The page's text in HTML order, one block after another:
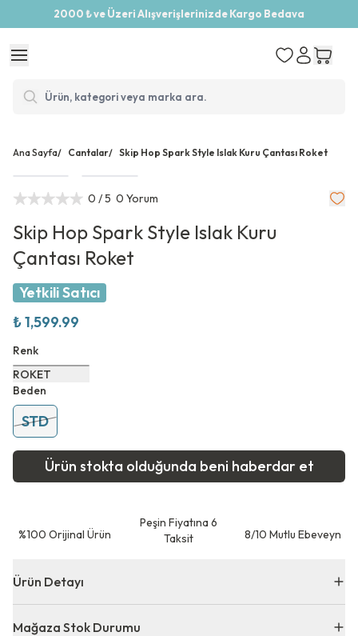
2000 ₺ ve Üzeri Alışverişlerinizde Kargo Bedava
Ana Sayfa/ Cantalar/ Skip Hop Spark Style Islak Kuru Çantası Roket
0 / 5 0 Yorum
Skip Hop Spark Style Islak Kuru
Çantası Roket
Yetkili Satıcı
₺ 1,599.99
Renk
ROKET
Beden
STD
Ürün stokta olduğunda beni haberdar et
⁠%100 Orijinal Ürün
Peşin Fiyatına 6
Taksit
8/10 Mutlu Ebeveyn
Ürün Detayı
Mağaza Stok Durumu